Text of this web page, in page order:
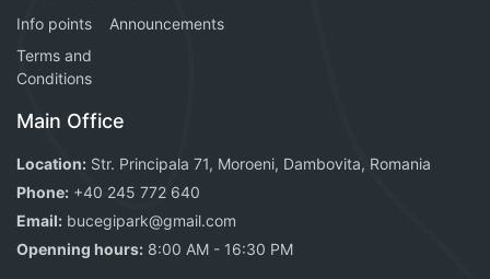
Info points
Announcements
Terms and
Conditions
Main Office
Location: Str. Principala 71, Moroeni, Dambovita, Romania
Phone: +40 245 772 640
Email: bucegipark@gmail.com
Openning hours: 8:00 AM - 16:30 PM